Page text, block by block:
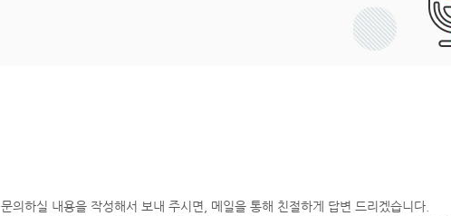
문의하실 내용을 작성해서 보내 주시면, 메일을 통해 친절하게 답변 드리겠습니다.